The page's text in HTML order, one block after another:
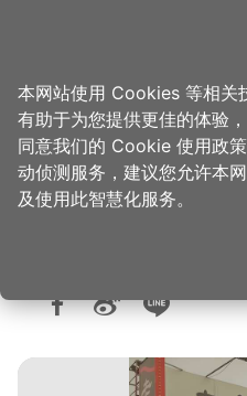
首页 > 想去的地方 > 美食、购物 >
老汤锅-八
本网站使用 Cookies 等相关
有助于为您提供更佳的体验
同意我们的 Cookie 使用政
动侦测服务，建议您允许本
及使用此智慧化服务。